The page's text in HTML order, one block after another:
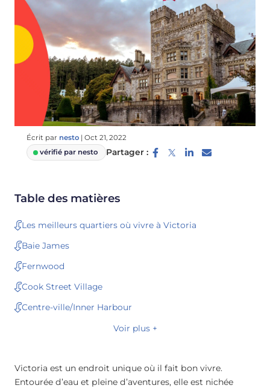
Écrit par nesto | Oct 21, 2022
vérifié par nesto
Partager :
Table des matières
Les meilleurs quartiers où vivre à Victoria
Baie James
Fernwood
Cook Street Village
Centre-ville/Inner Harbour
Voir plus +
Victoria est un endroit unique où il fait bon vivre.
Entourée d’eau et pleine d’aventures, elle est nichée